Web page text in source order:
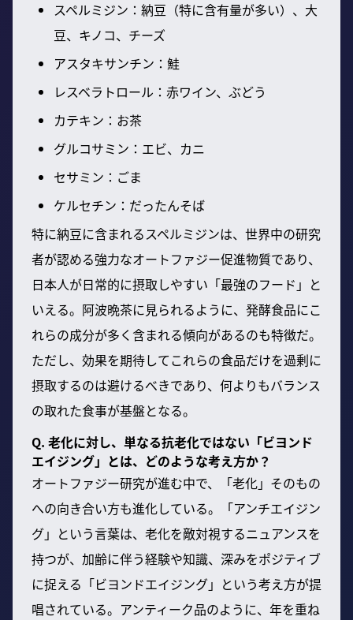
スペルミジン：納豆（特に含有量が多い）、大
豆、キノコ、チーズ
アスタキサンチン：鮭
レスベラトロール：赤ワイン、ぶどう
カテキン：お茶
グルコサミン：エビ、カニ
セサミン：ごま
ケルセチン：だったんそば
特に納豆に含まれるスペルミジンは、世界中の研究
者が認める強力なオートファジー促進物質であり、
日本人が日常的に摂取しやすい「最強のフード」と
いえる。阿波晩茶に見られるように、発酵食品にこ
れらの成分が多く含まれる傾向があるのも特徴だ。
ただし、効果を期待してこれらの食品だけを過剰に
摂取するのは避けるべきであり、何よりもバランス
の取れた食事が基盤となる。
Q. 老化に対し、単なる抗老化ではない「ビヨンド
エイジング」とは、どのような考え方か？
オートファジー研究が進む中で、「老化」そのもの
への向き合い方も進化している。「アンチエイジン
グ」という言葉は、老化を敵対視するニュアンスを
持つが、加齢に伴う経験や知識、深みをポジティブ
に捉える「ビヨンドエイジング」という考え方が提
唱されている。アンティーク品のように、年を重ね